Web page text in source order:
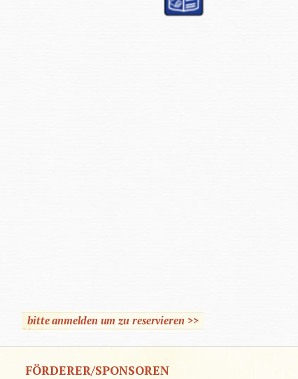
bitte anmelden um zu reservieren >>
FÖRDERER/SPONSOREN